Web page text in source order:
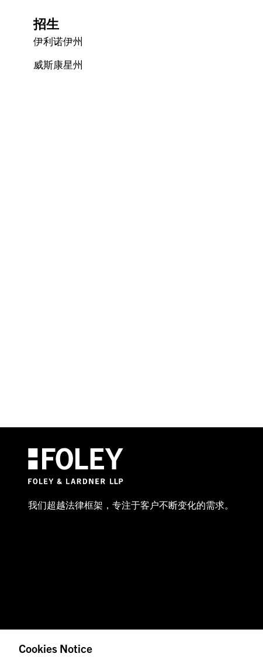
招生
伊利诺伊州
威斯康星州
我们超越法律框架，专注于客户不断变化的需求。
Cookies Notice